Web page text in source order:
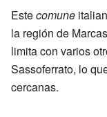
Estecomune
la región de
limita con varios
Sassoferrato, lo
cercanas.